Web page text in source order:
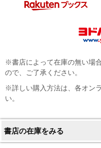
※書店によって在庫の無い場
ので、ご了承ください。
※詳しい購入方法は、各オン
い。
書店の在庫をみる